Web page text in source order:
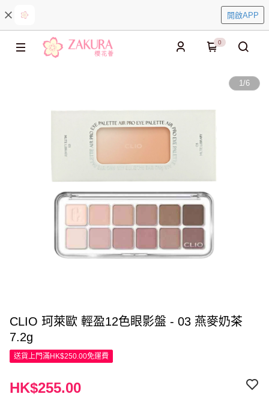
開啟APP
0
1/6
CLIO 珂萊歐 輕盈12色眼影盤 - 03 燕麥奶茶
7.2g
送貨上門滿HK$250.00免運費
HK$255.00